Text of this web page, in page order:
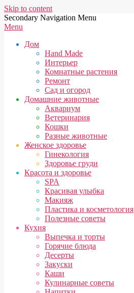
Skip to content
Secondary Navigation Menu
Menu
Дом
Hand Made
Интерьер
Комнатные растения
Ремонт
Сад и огород
Домашние животные
Аквариум
Ветеринария
Кошки
Разные животные
Женское здоровье
Гинекология
Здоровье груди
Красота и здоровье
SPA
Красивая улыбка
Макияж
Пластика и косметология
Полезные советы
Кухня
Выпечка и торты
Горячие блюда
Десерты
Закуски
Каши
Кулинарные советы